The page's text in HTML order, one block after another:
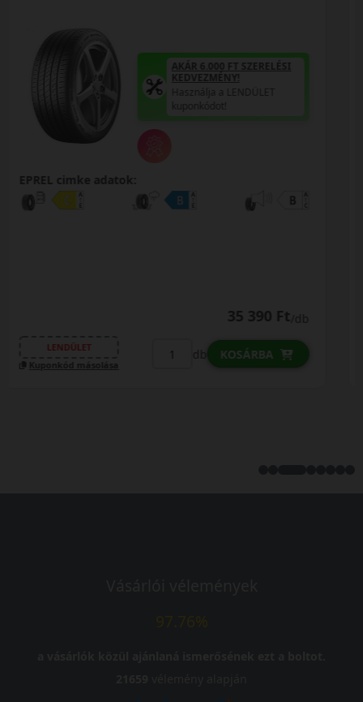
AKÁR 6.000 FT SZERELÉSI
EPREL cimke adatok:
35 690 Ft
LENDÜLET
Kuponkód másolása
db KOSÁRBA